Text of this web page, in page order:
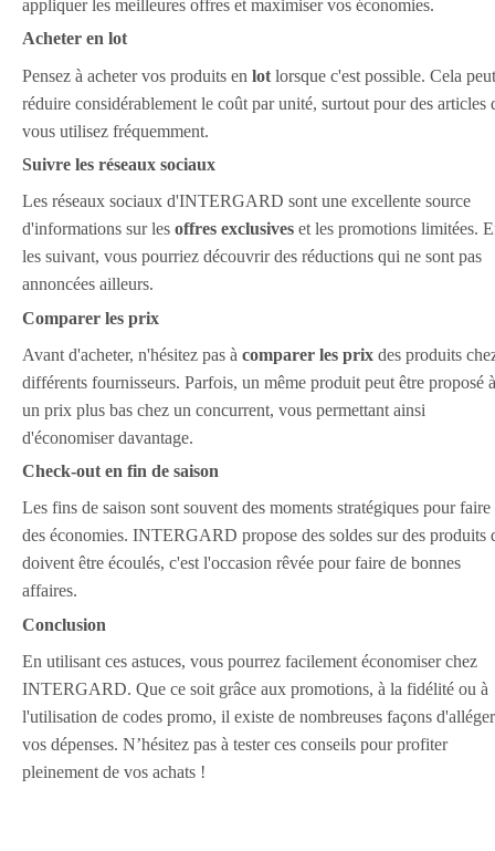
appliquer les meilleures offres et maximiser vos économies.
Acheter en lot
Pensez à acheter vos produits en lot lorsque c'est possible. Cela peut
réduire considérablement le coût par unité, surtout pour des articles
vous utilisez fréquemment.
Suivre les réseaux sociaux
Les réseaux sociaux d'INTERGARD sont une excellente source
d'informations sur les offres exclusives et les promotions limitées.
les suivant, vous pourriez découvrir des réductions qui ne sont pas
annoncées ailleurs.
Comparer les prix
Avant d'acheter, n'hésitez pas à comparer les prix des produits
différents fournisseurs. Parfois, un même produit peut être proposé à
un prix plus bas chez un concurrent, vous permettant ainsi
d'économiser davantage.
Check-out en fin de saison
Les fins de saison sont souvent des moments stratégiques pour faire
des économies. INTERGARD propose des soldes sur des produits
doivent être écoulés, c'est l'occasion rêvée pour faire de bonnes
affaires.
Conclusion
En utilisant ces astuces, vous pourrez facilement économiser chez
INTERGARD. Que ce soit grâce aux promotions, à la fidélité ou à
l'utilisation de codes promo, il existe de nombreuses façons d'alléger
vos dépenses. N’hésitez pas à tester ces conseils pour profiter
pleinement de vos achats !